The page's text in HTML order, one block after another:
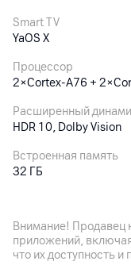
Smart TV
YaOS X
Процессор
2×Cortex-A76 +
Расширенный
HDR 10, Dolby Vision
Встроенная память
32 ГБ
Максимальное
200 Вт
Внимание! Продавец
приложений,
что их доступность